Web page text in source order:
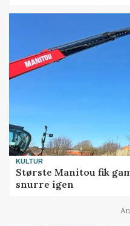
KULTUR
Største Manitou fik
snurre igen